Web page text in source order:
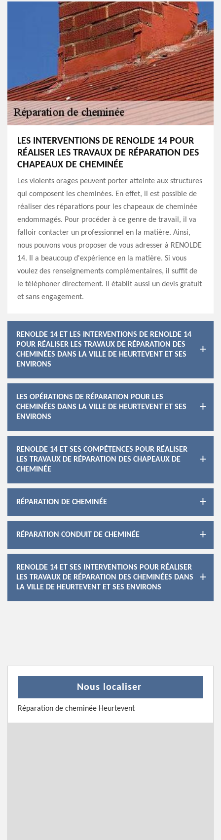
LES INTERVENTIONS DE RENOLDE 14 POUR
RÉALISER LES TRAVAUX DE RÉPARATION DES
CHAPEAUX DE CHEMINÉE
Les violents orages peuvent porter atteinte aux structures
qui composent les cheminées. En effet, il est possible de
réaliser des réparations pour les chapeaux de cheminée
endommagés. Pour procéder à ce genre de travail, il va
falloir contacter un professionnel en la matière. Ainsi,
nous pouvons vous proposer de vous adresser à RENOLDE
14. Il a beaucoup d'expérience en la matière. Si vous
voulez des renseignements complémentaires, il suffit de
le téléphoner directement. Il établit aussi un devis gratuit
et sans engagement.
RENOLDE 14 ET LES INTERVENTIONS DE RENOLDE 14
POUR RÉALISER LES TRAVAUX DE RÉPARATION DES
CHEMINÉES DANS LA VILLE DE HEURTEVENT ET SES
ENVIRONS
LES OPÉRATIONS DE RÉPARATION POUR LES
CHEMINÉES DANS LA VILLE DE HEURTEVENT ET SES
ENVIRONS
RENOLDE 14 ET SES COMPÉTENCES POUR RÉALISER
LES TRAVAUX DE RÉPARATION DES CHAPEAUX DE
CHEMINÉE
RÉPARATION DE CHEMINÉE
RÉPARATION CONDUIT DE CHEMINÉE
RENOLDE 14 ET SES INTERVENTIONS POUR RÉALISER
LES TRAVAUX DE RÉPARATION DES CHEMINÉES DANS
LA VILLE DE HEURTEVENT ET SES ENVIRONS
Nous localiser
Réparation de cheminée Heurtevent